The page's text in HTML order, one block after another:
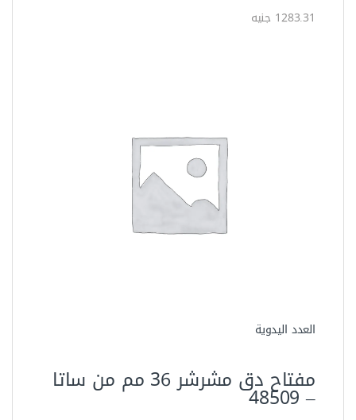
1283.31 جنيه
العدد اليدوية
مفتاح دق مشرشر 36 مم من ساتا
– ‏48509‏